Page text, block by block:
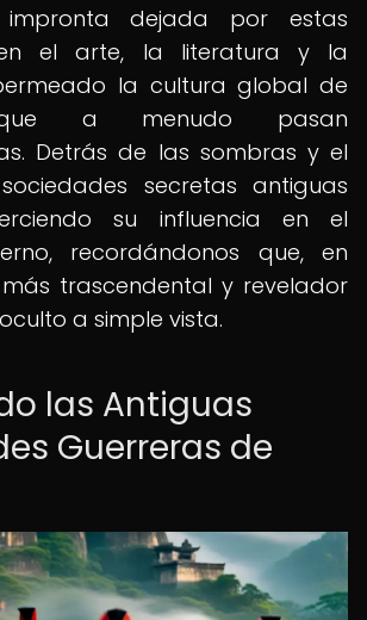
dejada por estas
el arte, la literatura y la
la cultura global de
a menudo pasan
Detrás de las sombras y el
secretas antiguas
su influencia en el
recordándonos que, en
trascendental y revelador
a simple vista.
las Antiguas
Guerreras de